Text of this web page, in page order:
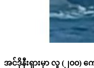
အင်ဒိုနီးရှားမှာ လူ (၂၀၀)